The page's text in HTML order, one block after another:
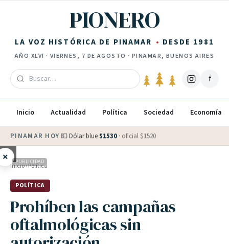
PIONERO
LA VOZ HISTÓRICA DE PINAMAR DESDE 1981
AÑO XLVI · VIERNES, 7 DE AGOSTO · PINAMAR, BUENOS AIRES
f
Inicio Actualidad Política Sociedad Economía
PINAMAR HOY·💵 Dólar blue $1530 · oficial $1520
× PUBLICIDAD
Inicio›Política
POLÍTICA
Prohíben las campañas
oftalmológicas sin